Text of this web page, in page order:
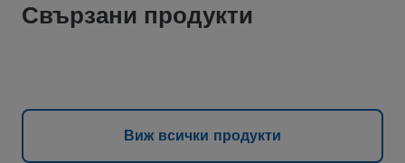
Свързани продукти
Виж всички продукти